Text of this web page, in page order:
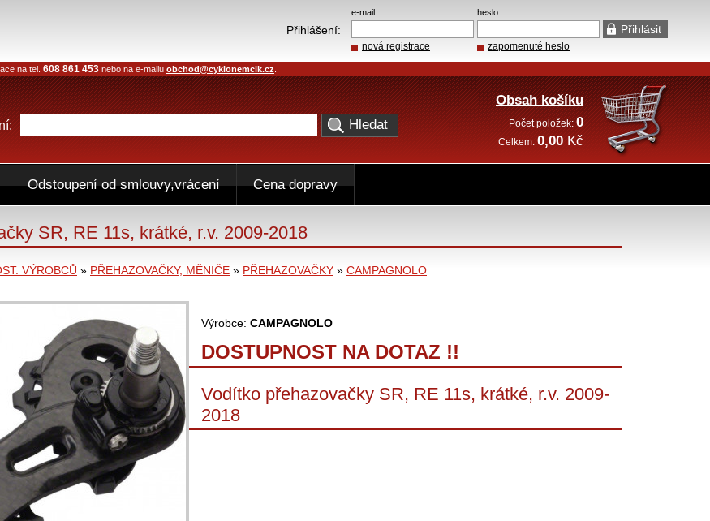
SR, RE 11s, krátké, r.v. 2009-2018
VÝROBCŮ » PŘEHAZOVAČKY, MĚNIČE » PŘEHAZOVAČKY » CAMPAGNOLO
Výrobce: CAMPAGNOLO
DOSTUPNOST NA DOTAZ !!
Vodítko přehazovačky SR, RE 11s, krátké, r.v. 2009-
2018
e-mail heslo
Přihlášení:
nová registrace zapomenuté heslo
na tel. 608 861 453 nebo na e-mailu obchod@cyklonemcik.cz
Obsah košíku
Počet položek:0
Celkem: 0,00 Kč
Odstoupení od smlouvy,vrácení Cena dopravy